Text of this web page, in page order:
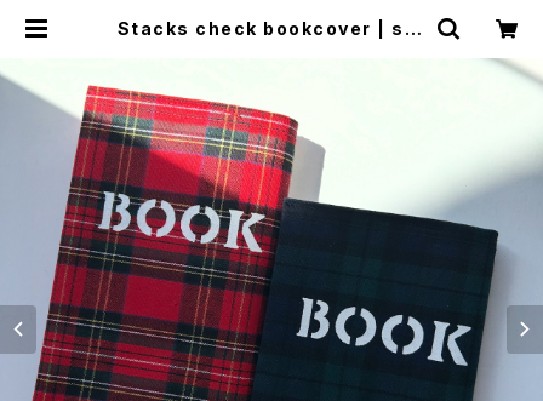
Stacks check bookcover | sta